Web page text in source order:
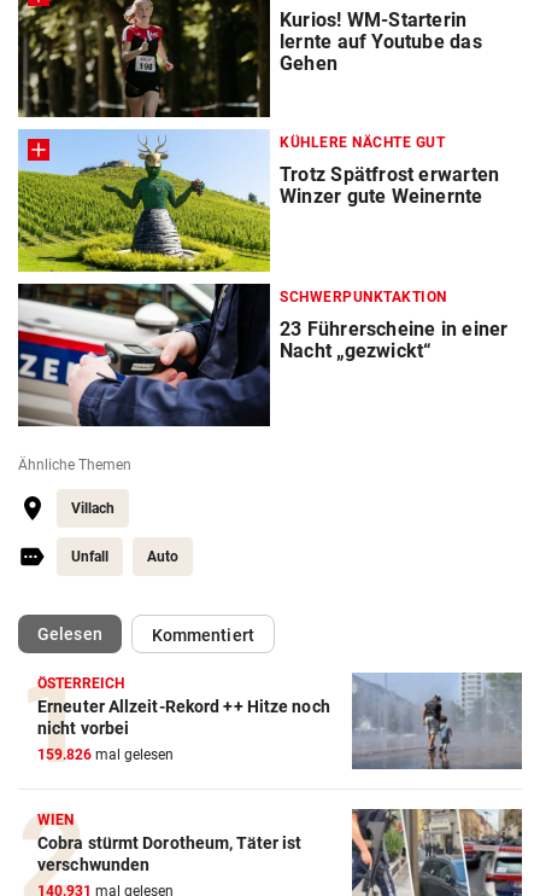
Kurios! WM-Starterin
lernte auf Youtube das
Gehen
KÜHLERE NÄCHTE GUT
Trotz Spätfrost erwarten
Winzer gute Weinernte
SCHWERPUNKTAKTION
23 Führerscheine in einer
Nacht „gezwickt“
Ähnliche Themen
Villach
Unfall Auto
Gelesen(ausgewählt)Kommentiert
ÖSTERREICH
Erneuter Allzeit-Rekord ++ Hitze noch
nicht vorbei
159.826 mal gelesen
WIEN
Cobra stürmt Dorotheum, Täter ist
verschwunden
140.931 mal gelesen